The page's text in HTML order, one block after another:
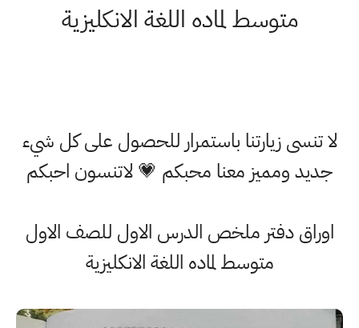
متوسط لماده اللغة الانكليزية
لا تنسى زيارتنا باستمرار للحصول على كل شيء
جديد ومميز معنا محبكم 💗 لاتنسون احبكم
اوراق دفتر ملخص الدرس الاول للصف الاول
متوسط لماده اللغة الانكليزية